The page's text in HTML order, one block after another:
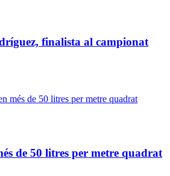
finalista al campionat
de 50 litres per metre quadrat